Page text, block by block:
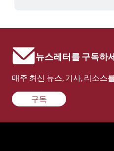
뉴스레터를 구독하
매주 최신 뉴스, 기사, 리소스
구독